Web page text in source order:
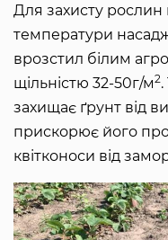
Для захисту
температури
врозстил білим
щільністю 32-50г/м2
захищає ґрунт від
прискорює його
квітконоси від